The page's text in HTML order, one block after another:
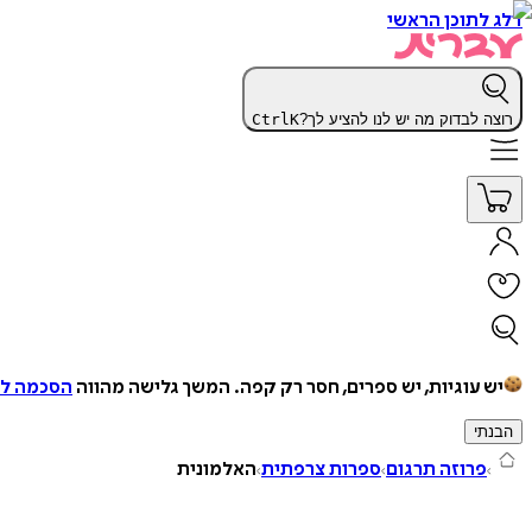
דלג לתוכן הראשי
רוצה לבדוק מה יש לנו להציע לך? CtrlK
יש עוגיות, יש ספרים, חסר רק קפה. המשך גלישה מהווה הסכמה
הבנתי
פרוזה תרגום ספרות צרפתית האלמונית